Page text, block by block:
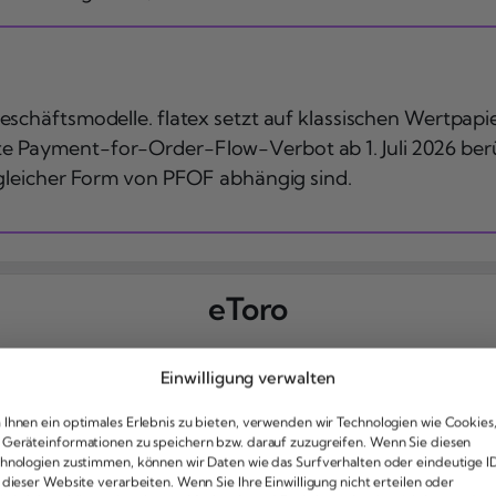
Einwilligung verwalten
Ihnen ein optimales Erlebnis zu bieten, verwenden wir Technologien wie Cookies,
zu speichern bzw. darauf zuzugreifen. Wenn Sie diesen
zustimmen, können wir Daten wie das Surfverhalten oder eindeutige
Website verarbeiten. Wenn Sie Ihre Einwilligung nicht erteilen oder
flatex setzt auf klassischen
Payment-for-Order-Flow-Verbot ab 1. Juli 2026
Form von PFOF abhängig sind.
eToro
Konto möglich
Trading-Funktion
Nachteile
Support
Gebühr bei
Nur USD als